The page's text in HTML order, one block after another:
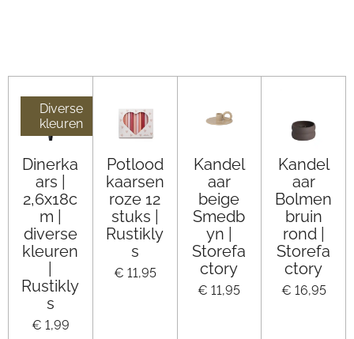
Diverse
kleuren
Dinerka
ars |
2,6x18c
m |
diverse
kleuren
Rustikly
s
€ 1,99
Potlood
kaarsen
roze 12
stuks |
Rustikly
s
€ 11,95
Kandel
aar
beige
Smedb
yn |
Storefa
ctory
€ 11,95
Kandel
aar
Bolmen
bruin
rond |
Storefa
ctory
€ 16,95